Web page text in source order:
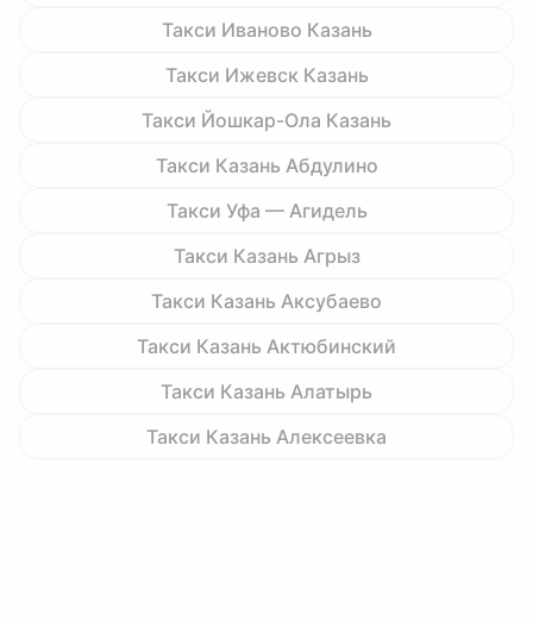
Такси Иваново Казань
Такси Ижевск Казань
Такси Йошкар-Ола Казань
Такси Казань Абдулино
Такси Уфа — Агидель
Такси Казань Агрыз
Такси Казань Аксубаево
Такси Казань Актюбинский
Такси Казань Алатырь
Такси Казань Алексеевка